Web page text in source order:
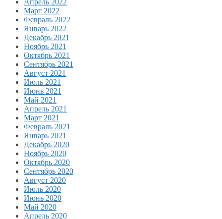
Апрель 2022
Март 2022
Февраль 2022
Январь 2022
Декабрь 2021
Ноябрь 2021
Октябрь 2021
Сентябрь 2021
Август 2021
Июль 2021
Июнь 2021
Май 2021
Апрель 2021
Март 2021
Февраль 2021
Январь 2021
Декабрь 2020
Ноябрь 2020
Октябрь 2020
Сентябрь 2020
Август 2020
Июль 2020
Июнь 2020
Май 2020
Апрель 2020